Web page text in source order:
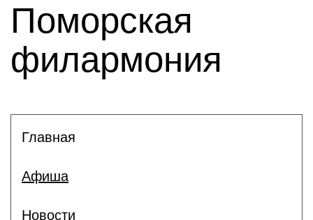
Поморская
филармония
Главная
Афиша
Новости